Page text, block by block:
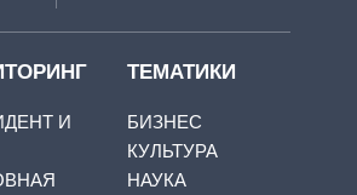
И
ТЕМАТИКИ
БИЗНЕС
КУЛЬТУРА
НАУКА